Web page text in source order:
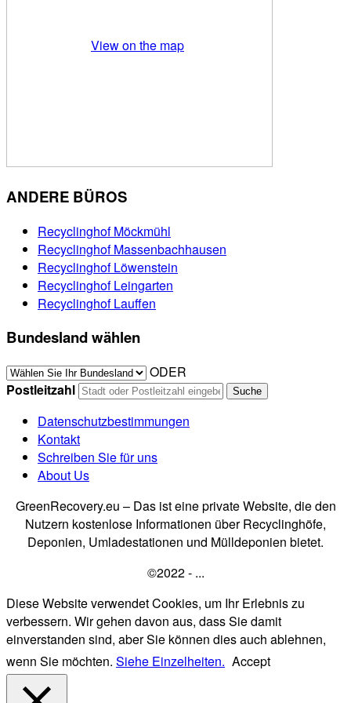
View on the map
ANDERE BÜROS
Recyclinghof Möckmühl
Recyclinghof Massenbachhausen
Recyclinghof Löwenstein
Recyclinghof Leingarten
Recyclinghof Lauffen
Bundesland wählen
ODER
Postleitzahl
Datenschutzbestimmungen
Kontakt
Schreiben Sie für uns
About Us
GreenRecovery.eu – Das ist eine private Website, die den
Nutzern kostenlose Informationen über Recyclinghöfe,
Deponien, Umladestationen und Mülldeponien bietet.
©2022 - ...
Diese Website verwendet Cookies, um Ihr Erlebnis zu
verbessern. Wir gehen davon aus, dass Sie damit
einverstanden sind, aber Sie können dies auch ablehnen,
wenn Sie möchten. Siehe Einzelheiten. Accept